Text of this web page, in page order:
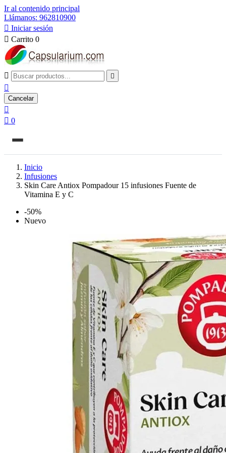
Ir al contenido principal
Llámanos: 962810900
 Iniciar sesión
 Carrito 0
 

Cancelar

 0
Inicio
Infusiones
Skin Care Antiox Pompadour 15 infusiones Fuente de
Vitamina E y C
-50%
Nuevo